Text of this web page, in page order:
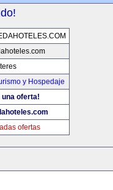
y Hospedaje
una oferta!
ofertas